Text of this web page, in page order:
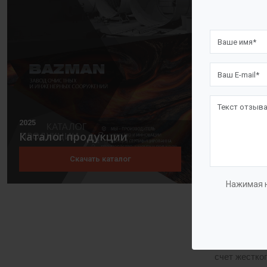
Нажимая
2025
Каталог продукции
Скачать каталог
колесо
счет